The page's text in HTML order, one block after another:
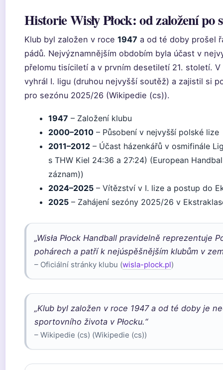
Historie Wisły Płock: od založení po
Klub byl založen v roce 1947 a od té doby prošel
pádů. Nejvýznamnějším obdobím byla účast v
přelomu tisíciletí a v prvním desetiletí 21. století.
vyhrál I. ligu (druhou nejvyšší soutěž) a zajistil si
pro sezónu 2025/26 (Wikipedie (cs)).
1947 – Založení klubu
2000–2010 – Působení v nejvyšší polské lize
2011–2012 – Účast házenkářů v osmifinále
s THW Kiel 24:36 a 27:24) (European
záznam))
2024–2025 – Vítězství v I. lize a postup do
2025 – Zahájení sezóny 2025/26 v
„Wisła Płock Handball pravidelně reprezentuje
pohárech a patří k nejúspěšnějším klubům v
– Oficiální stránky klubu (wisla-plock.pl)
„Klub byl založen v roce 1947 a od té doby je
sportovního života v Płocku.“
– Wikipedie (cs) (Wikipedie (cs))